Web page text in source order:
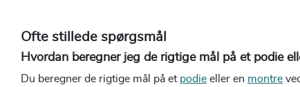
Ofte stillede spørgsmål
Hvordan beregner jeg de rigtige mål på et podie
Du beregner de rigtige mål på et podie eller en montre